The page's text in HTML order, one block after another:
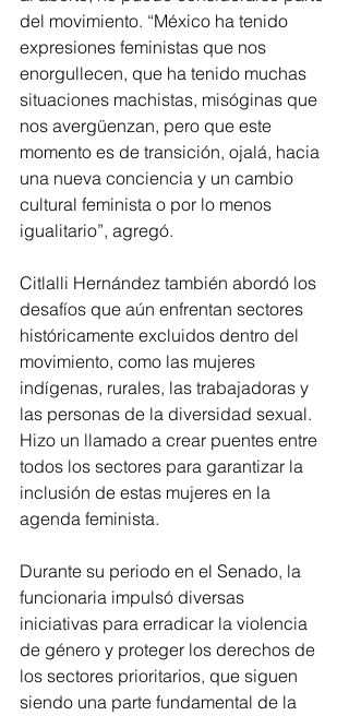
del movimiento. “México ha tenido
expresiones feministas que nos
enorgullecen, que ha tenido muchas
situaciones machistas, misóginas que
nos avergüenzan, pero que este
momento es de transición, ojalá, hacia
una nueva conciencia y un cambio
cultural feminista o por lo menos
igualitario”, agregó.
Citlalli Hernández también abordó los
desafíos que aún enfrentan sectores
históricamente excluidos dentro del
movimiento, como las mujeres
indígenas, rurales, las trabajadoras y
las personas de la diversidad sexual.
Hizo un llamado a crear puentes entre
todos los sectores para garantizar la
inclusión de estas mujeres en la
agenda feminista.
Durante su periodo en el Senado, la
funcionaria impulsó diversas
iniciativas para erradicar la violencia
de género y proteger los derechos de
los sectores prioritarios, que siguen
siendo una parte fundamental de la